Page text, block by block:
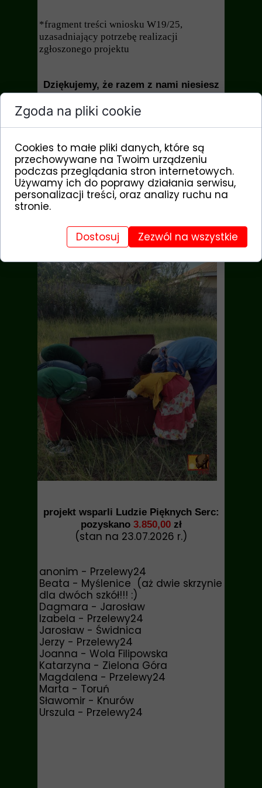
*fragment treści wniosku W19/25,
uzasadniający potrzebę realizacji
zgłoszonego projektu
Dziękujemy, że razem z nami niesiesz
skarby tam, gdzie są one najbardziej
potrzebne.
Fundacja Dzieci Afryki
09 1140 2004 0000 3902 8070 7963
darowizna SA4 - skrzynia skarbów (adres e-
mail)*
kod SWIFT: BREXPLPWMBK
*podając adres e-mail otrzymasz do końca lutego
wykaz wszystkich darowizn przekazanych w roku
projekt wsparli Ludzie Pięknych Serc:
pozyskano 3.850,00 zł
(stan na 23.07.2026 r.)
anonim - Przelewy24
Beata - Myślenice (aż dwie skrzynie
dla dwóch szkół!!! :)
Dagmara - Jarosław
Izabela - Przelewy24
Jarosław - Świdnica
Jerzy - Przelewy24
Joanna - Wola Filipowska
Katarzyna - Zielona Góra
Magdalena - Przelewy24
Marta - Toruń
Sławomir - Knurów
Urszula - Przelewy24
Zgoda na pliki cookie
Cookies to małe pliki danych, które są
przechowywane na Twoim urządzeniu
podczas przeglądania stron internetowych.
Używamy ich do poprawy działania serwisu,
personalizacji treści, oraz analizy ruchu na
stronie.
Dostosuj Zezwól na wszystkie